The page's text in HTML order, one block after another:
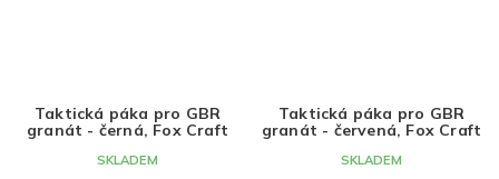
Taktická páka pro GBR
granát - černá, Fox Craft
SKLADEM
Taktická páka pro GBR
granát - červená, Fox Craft
SKLADEM